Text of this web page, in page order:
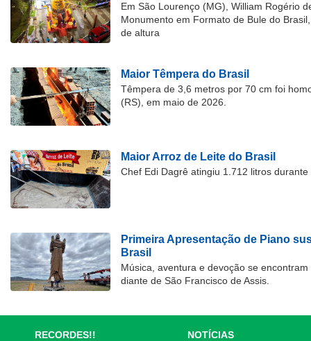
Em São Lourenço (MG), William Rogério
Monumento em Formato de Bule do
de altura
Maior Têmpera do Brasil
Têmpera de 3,6 metros por 70 cm foi
(RS), em maio de 2026.
Maior Arroz de Leite do Brasil
Chef Edi Dagrê atingiu 1.712 litros
Primeira Apresentação de Piano
Brasil
Música, aventura e devoção se
diante de São Francisco de Assis.
RECORDES!! NOTÍCIAS